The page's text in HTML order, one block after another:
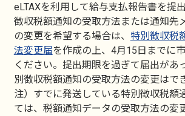
eLTAXを利用して給与支払報告書を提
徴収税額通知の受取方法または通知先
の変更を希望する場合は、 特別徴収税
法変更届を作成の上、4月15日までに
ください。提出期限を過ぎて届出があ
別徴収税額通知の受取方法の変更はで
注）すでに発送している特別徴収税額
ては、税額通知データの受取方法の変